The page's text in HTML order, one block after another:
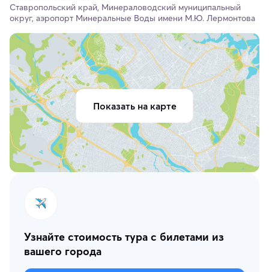
Ставропольский край, Минераловодский муниципальный
округ, аэропорт Минеральные Воды имени М.Ю. Лермонтова
Показать на карте
Узнайте стоимость тура с билетами из
вашего города